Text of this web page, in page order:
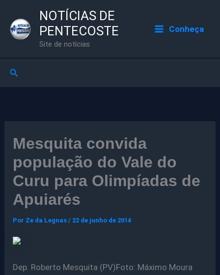
para
NOTÍCIAS DE
PENTECOSTE
Site de notícias
Conheça
Pesquisar
Mesquita convida
população do Vale do
Curu para Olimpíadas de
Apuiarés
Por Ze da Legnas/ 22 de junho de 2014
Dep. Roberto Mesquita (PV)Foto: Máximo Moura